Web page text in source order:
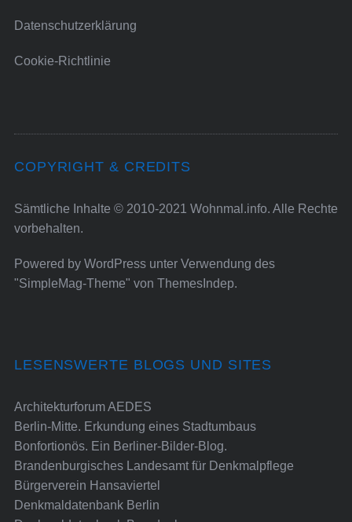
Datenschutzerklärung
Cookie-Richtlinie
COPYRIGHT & CREDITS
Sämtliche Inhalte © 2010-2021 Wohnmal.info. Alle Rechte
vorbehalten.
Powered by WordPressunter Verwendung des
"SimpleMag-Theme" von ThemesIndep.
LESENSWERTE BLOGS UND SITES
Architekturforum AEDES
Berlin-Mitte. Erkundung eines Stadtumbaus
Bonfortionös. Ein Berliner-Bilder-Blog.
Brandenburgisches Landesamt für Denkmalpflege
Bürgerverein Hansaviertel
Denkmaldatenbank Berlin